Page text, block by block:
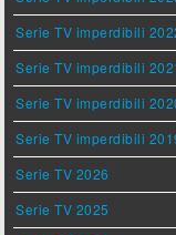
Serie TV imperdibili
Serie TV imperdibili
Serie TV imperdibili
Serie TV imperdibili
Serie TV 2026
Serie TV 2025